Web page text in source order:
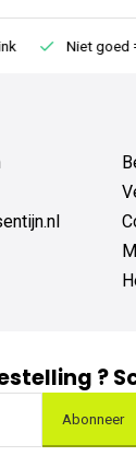
Niet goed =
?
Abonneer